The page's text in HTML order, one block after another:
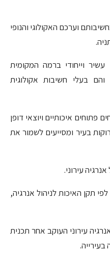
וערכם האקולוגי והנופי
וייחודי ברמה המקומית
והם בעלי חשיבות אקולוגית
איכותיים ויוצאי דופן
בעיר ומסייעים לשמור את
עירוני.
לפי תקן האיכות לניהול אנרגיה,
עירוני העוקב אחר תכנית